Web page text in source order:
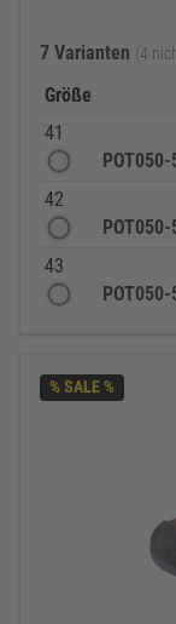
7 Varianten (4
Größe
41
POT050-
42
POT050-
43
POT050-
% SALE %